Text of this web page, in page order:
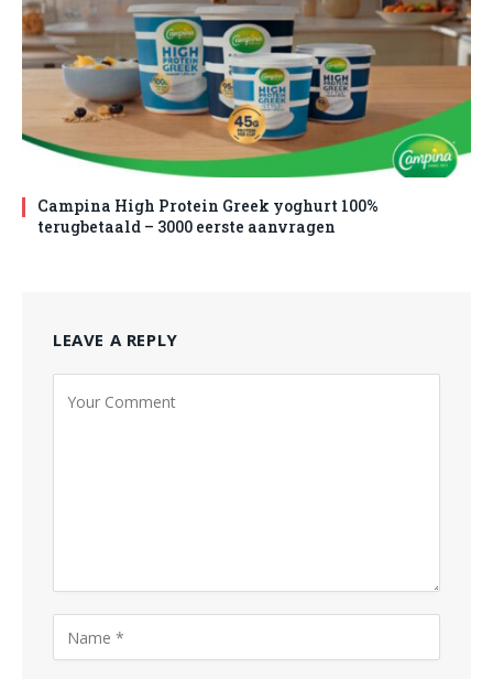
Campina High Protein Greek yoghurt 100%
terugbetaald – 3000 eerste aanvragen
LEAVE A REPLY